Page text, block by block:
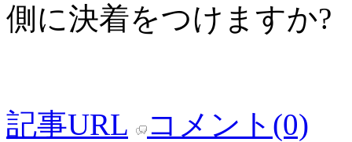
側に決着をつけますか?
記事URL コメント(0)